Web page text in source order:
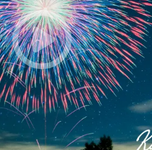
チャレンジ
CAMPFIRE
CAMPFIRE